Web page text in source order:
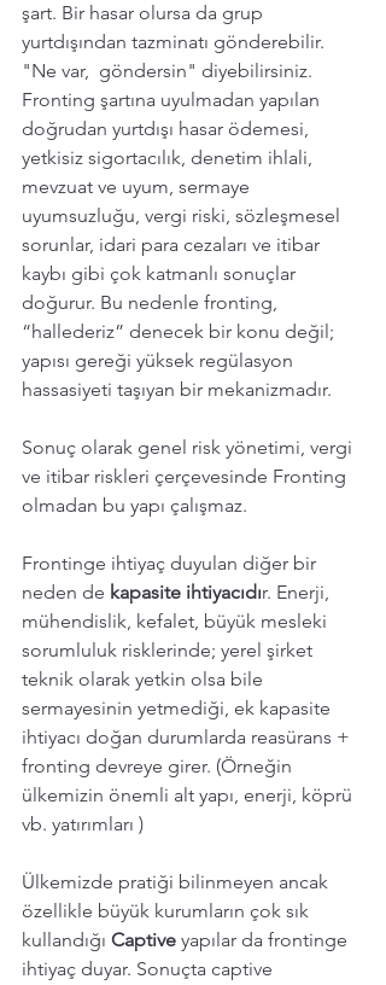
şart. Bir hasar olursa da grup
yurtdışından tazminatı gönderebilir.
"Ne var,  göndersin" diyebilirsiniz.
Fronting şartına uyulmadan yapılan
doğrudan yurtdışı hasar ödemesi,
yetkisiz sigortacılık, denetim ihlali,
mevzuat ve uyum, sermaye
uyumsuzluğu, vergi riski, sözleşmesel
sorunlar, idari para cezaları ve itibar
kaybı gibi çok katmanlı sonuçlar
doğurur. Bu nedenle fronting,
“hallederiz” denecek bir konu değil;
yapısı gereği yüksek regülasyon
hassasiyeti taşıyan bir mekanizmadır.
Sonuç olarak genel risk yönetimi, vergi
ve itibar riskleri çerçevesinde Fronting
olmadan bu yapı çalışmaz.
Frontinge ihtiyaç duyulan diğer bir
neden de kapasite ihtiyacıdır. Enerji,
mühendislik, kefalet, büyük mesleki
sorumluluk risklerinde; yerel şirket
teknik olarak yetkin olsa bile
sermayesinin yetmediği, ek kapasite
ihtiyacı doğan durumlarda reasürans +
fronting devreye girer. (Örneğin
ülkemizin önemli alt yapı, enerji, köprü
vb. yatırımları )
Ülkemizde pratiği bilinmeyen ancak
özellikle büyük kurumların çok sık
kullandığı Captive yapılar da frontinge
ihtiyaç duyar. Sonuçta captive